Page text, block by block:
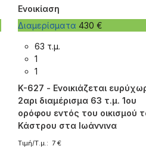
Ενοικίαση
Διαμερίσματα430 €
63 τ.μ.
1
1
K-627 - Ενοικιάζεται
2αρι διαμέρισμα 63 τ.μ. 1ου
ορόφου εντός του οικισμού
Κάστρου στα Ιωάννινα
Τιμή/Τ.μ.: 7 €